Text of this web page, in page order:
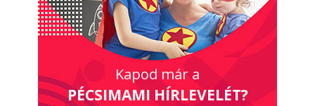
Kapod már a
PÉCSIMAMI HÍRLEVELÉT?